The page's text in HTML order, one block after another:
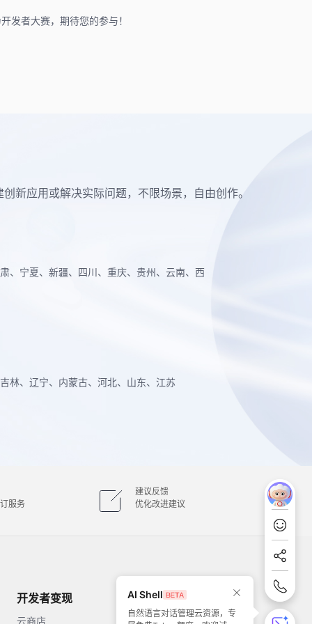
发者大赛，期待您的参与！
新应用或解决实际问题，不限场景，自由创作。
、宁夏、新疆、四川、重庆、贵州、云南、西
林、辽宁、内蒙古、河北、山东、江苏
服务
建议反馈
优化改进建议
开发者变现
云商店
掌握最新动态
CSDN专区
AI Shell
自然语言对话管理云资源，专